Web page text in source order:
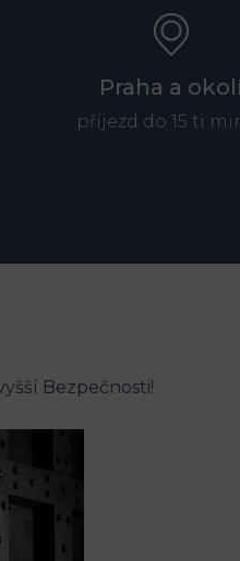
Praha a
příjezd do 15 ti
Bezpečnosti!